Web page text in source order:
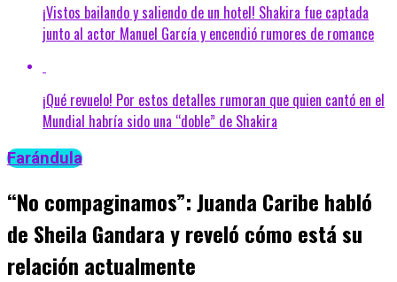
¡Vistos bailando y saliendo de un hotel! Shakira fue captada
junto al actor Manuel García y encendió rumores de romance
¡Qué revuelo! Por estos detalles rumoran que quien cantó en el
Mundial habría sido una “doble” de Shakira
Farándula
“No compaginamos”: Juanda Caribe habló
de Sheila Gandara y reveló cómo está su
relación actualmente